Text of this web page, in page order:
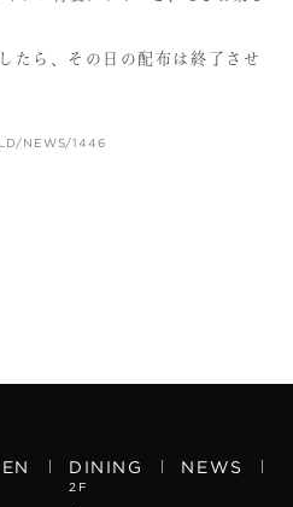
たら、その日の配布は終了させ
NEWS/1446
DINING
2F
NEWS